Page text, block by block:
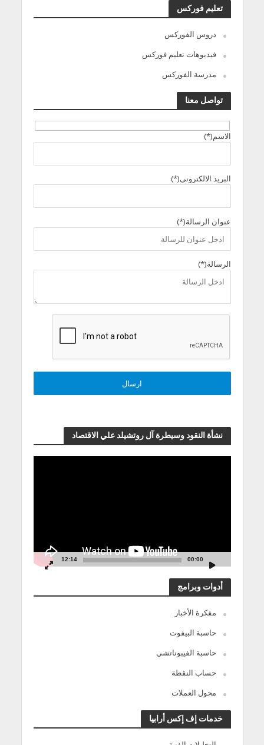
تعليم فوركس
دروس الفوركس
فيديوهات تعليم فوركس
مدرسة الفوركس
تواصل معنا
الاسم(*)
البريد الالكترونى(*)
عنوان الرسالة(*)
الرسالة(*)
نشأة النقود وسيطرة آل روتشيلد علي الاقتصاد
00:00
12:14
أدوات وبرامج
مفكرة الأخبار
حاسبة البيفوت
حاسبة الفيبوناتشي
حساب النقطة
محول العملات
خدمات إف إكس أرابيا